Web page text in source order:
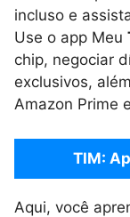
incluso e
Use o app Meu
chip, negociar
exclusivos,
Amazon Prime
TIM:
Aqui, você